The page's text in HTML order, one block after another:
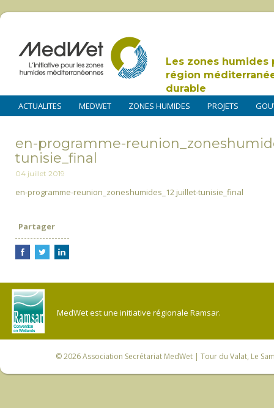
Les zones humides
région
durable
ACTUALITES MEDWET ZONES HUMIDES PROJETS
en-programme-
tunisie_final
04 juillet 2019
en-programme-reunion_zoneshumides_12 juillet-tunisie_final
Partager
MedWet est une initiative régionale Ramsar.
© 2026Association Secrétariat MedWet | Tour du Valat, Le